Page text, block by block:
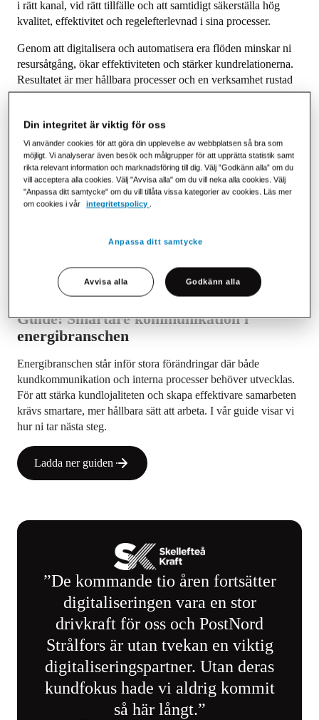
i rätt kanal, vid rätt tillfälle och att samtidigt säkerställa hög
kvalitet, effektivitet och regelefterlevnad i sina processer.
Genom att digitalisera och automatisera era flöden minskar ni
resursåtgång, ökar effektiviteten och stärker kundrelationerna.
Resultatet är mer hållbara processer och en verksamhet rustad
för framtiden.
Guide: Smartare kommunikation i
energibranschen
Energibranschen står inför stora förändringar där både
kundkommunikation och interna processer behöver utvecklas.
För att stärka kundlojaliteten och skapa effektivare samarbeten
krävs smartare, mer hållbara sätt att arbeta. I vår guide visar vi
hur ni tar nästa steg.
Ladda ner guiden
De kommande tio åren fortsätter
digitaliseringen vara en stor
drivkraft för oss och PostNord
Strålfors är utan tvekan en viktig
digitaliseringspartner. Utan deras
kundfokus hade vi aldrig kommit
så här långt.
Din integritet är viktig för oss
Vi använder cookies för att göra din upplevelse av webbplatsen så bra som
möjligt. Vi analyserar även besök och målgrupper för att upprätta statistik samt
rikta relevant information och marknadsföring till dig. Välj ”Godkänn alla” om du
vill acceptera alla cookies. Välj "Avvisa alla" om du vill neka alla cookies. Välj
"Anpassa ditt samtycke" om du vill tillåta vissa kategorier av cookies. Läs mer
om cookies i vår
integritetspolicy .
Anpassa ditt samtycke
Avvisa alla Godkänn alla